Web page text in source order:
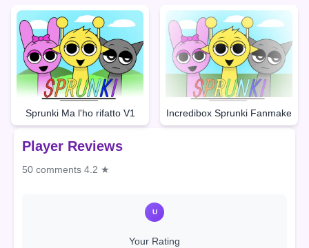
Sprunki Ma l'ho rifatto V1 Incredibox Sprunki Fanmake
Player Reviews
50 comments 4.2 ★
U
Your Rating